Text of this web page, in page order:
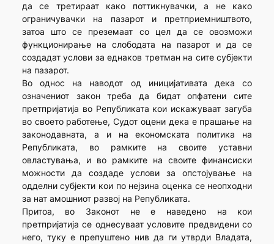
да се третираат како поттикнувачки, а не како
ограничувачки на пазарот и претприемништвото,
затоа што се преземаат со цел да се овозможи
функционирање на слободата на пазарот и да се
создадат услови за еднаков третман на сите субјекти
на пазарот.
Во однос на наводот од иницијативата дека со
означениот закон треба да бидат опфатени сите
претпријатија во Републиката кои искажуваат загуба
во своето работење, Судот оцени дека е прашање на
законодавната, а и на економската политика на
Републиката, во рамките на своите уставни
овластувања, и во рамките на своите финансиски
можности да создаде услови за опстојување на
одделни субјекти кои по нејзина оценка се неопходни
за нат амошниот развој на Републиката.
Притоа, во Законот не е наведено на кои
претпријатија се однесуваат условите предвидени со
него, туку е препуштено нив да ги утврди Владата,